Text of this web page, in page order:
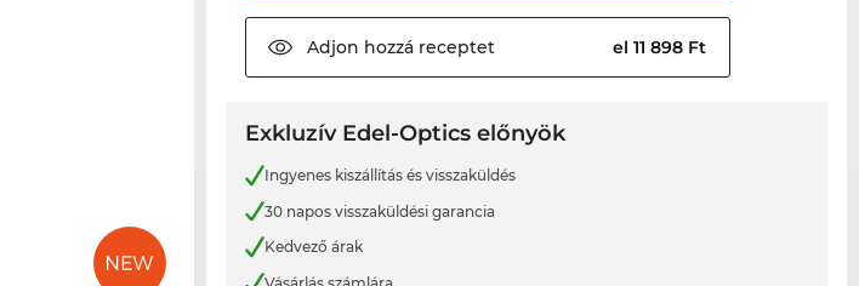
Adjon hozzá receptet el 11 898 Ft
Exkluzív Edel-Optics előnyök
Ingyenes kiszállítás és visszaküldés
30 napos visszaküldési garancia
Kedvező árak